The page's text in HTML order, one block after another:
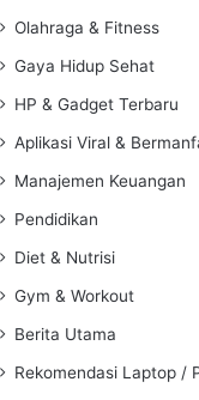
Olahraga & Fitness
Gaya Hidup Sehat
HP & Gadget Terbaru
Aplikasi Viral &
Manajemen Keuangan
Pendidikan
Diet & Nutrisi
Gym & Workout
Berita Utama
Rekomendasi Laptop /